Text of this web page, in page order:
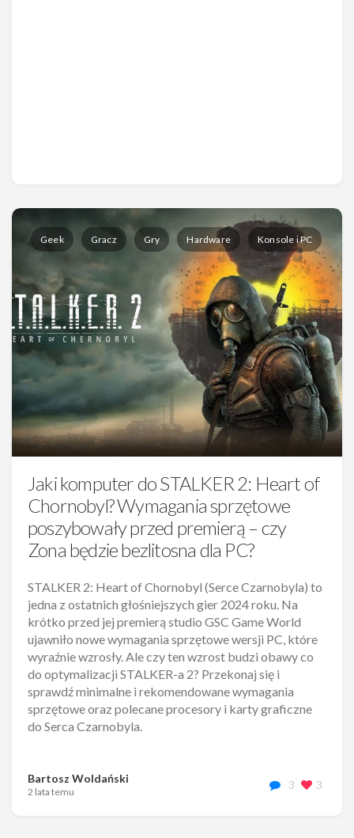
Geek Gracz Gry Hardware Konsole i PC
Jaki komputer do STALKER 2: Heart of
Chornobyl? Wymagania sprzętowe
poszybowały przed premierą – czy
Zona będzie bezlitosna dla PC?
STALKER 2: Heart of Chornobyl (Serce Czarnobyla) to
jedna z ostatnich głośniejszych gier 2024 roku. Na
krótko przed jej premierą studio GSC Game World
ujawniło nowe wymagania sprzętowe wersji PC, które
wyraźnie wzrosły. Ale czy ten wzrost budzi obawy co
do optymalizacji STALKER-a 2? Przekonaj się i
sprawdź minimalne i rekomendowane wymagania
sprzętowe oraz polecane procesory i karty graficzne
do Serca Czarnobyla.
Bartosz Woldański
2 lata temu
3 3